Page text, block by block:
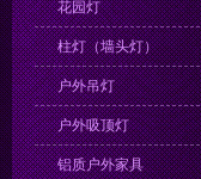
花园灯
柱灯（墙头灯）
户外吊灯
户外吸顶灯
铝质户外家具